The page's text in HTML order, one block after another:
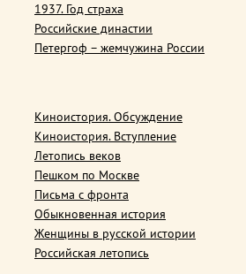
1937. Год страха
Российские династии
Петергоф – жемчужина России
Киноистория. Обсуждение
Киноистория. Вступление
Летопись веков
Пешком по Москве
Письма с фронта
Обыкновенная история
Женщины в русской истории
Российская летопись